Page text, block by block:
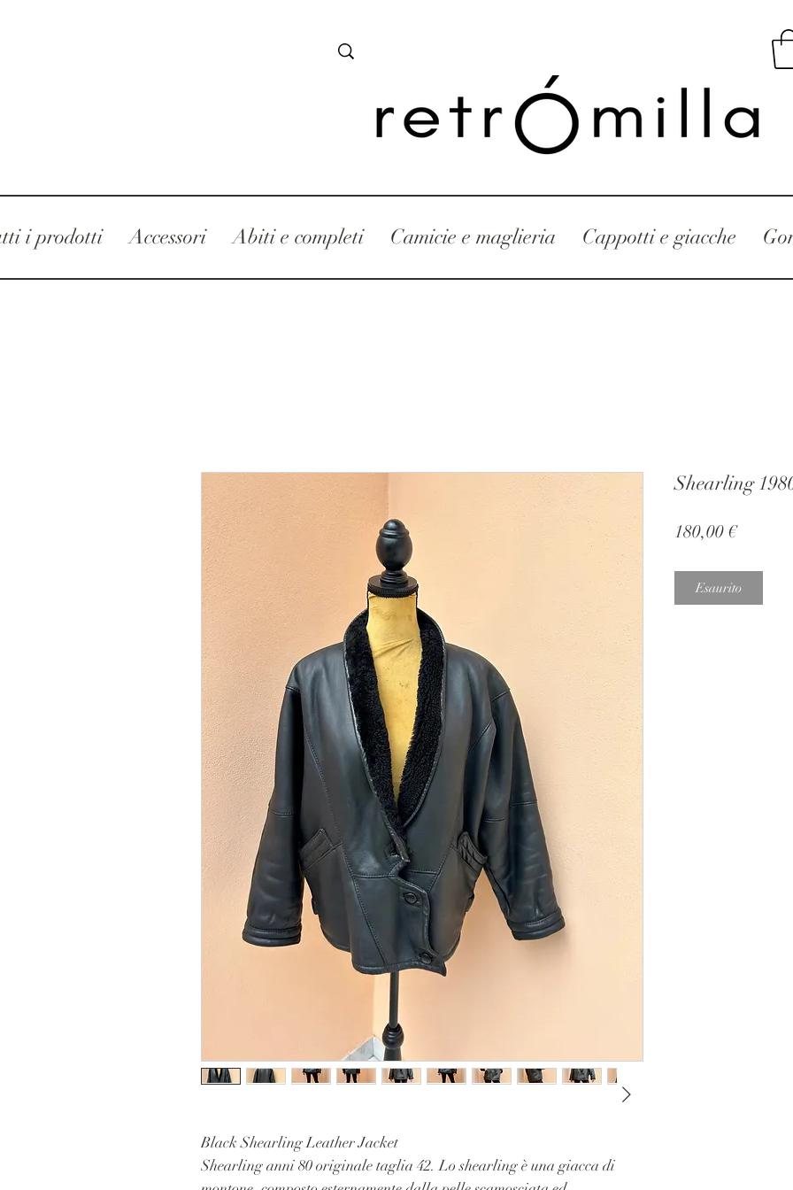
i prodotti Accessori Abiti e completi Camicie e maglieria Cappotti e giacche
Black Shearling Leather Jacket
Shearling anni 80 originale taglia 42. Lo shearling è una giacca di
Shearling
180,00 €Prezzo
Esaurito